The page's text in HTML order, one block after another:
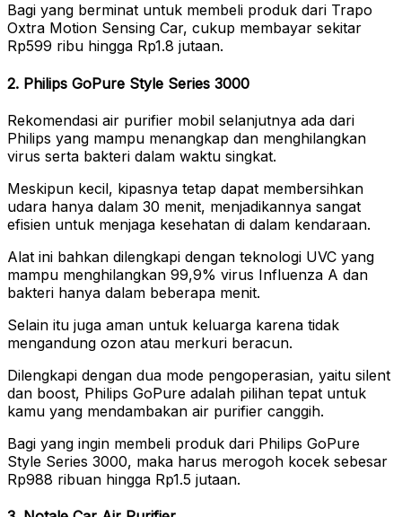
Bagi yang berminat untuk membeli produk dari Trapo
Oxtra Motion Sensing Car, cukup membayar sekitar
Rp599 ribu hingga Rp1.8 jutaan.
2. Philips GoPure Style Series 3000
Rekomendasi air purifier mobil selanjutnya ada dari
Philips yang mampu menangkap dan menghilangkan
virus serta bakteri dalam waktu singkat.
Meskipun kecil, kipasnya tetap dapat membersihkan
udara hanya dalam 30 menit, menjadikannya sangat
efisien untuk menjaga kesehatan di dalam kendaraan.
Alat ini bahkan dilengkapi dengan teknologi UVC yang
mampu menghilangkan 99,9% virus Influenza A dan
bakteri hanya dalam beberapa menit.
Selain itu juga aman untuk keluarga karena tidak
mengandung ozon atau merkuri beracun.
Dilengkapi dengan dua mode pengoperasian, yaitu silent
dan boost, Philips GoPure adalah pilihan tepat untuk
kamu yang mendambakan air purifier canggih.
Bagi yang ingin membeli produk dari Philips GoPure
Style Series 3000, maka harus merogoh kocek sebesar
Rp988 ribuan hingga Rp1.5 jutaan.